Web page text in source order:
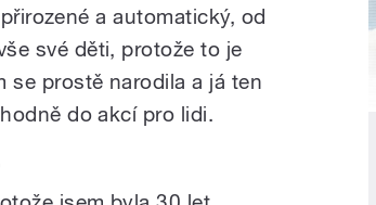
a automatický, od
své děti, protože to je
se prostě narodila a já ten
do akcí pro lidi.